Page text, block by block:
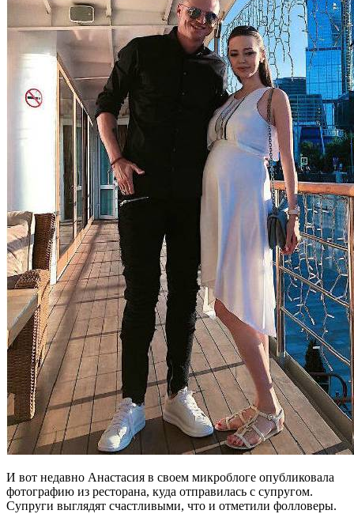
И вот недавно Анастасия в своем микроблоге опубликовала
фотографию из ресторана, куда отправилась с супругом.
Супруги выглядят счастливыми, что и отметили фолловеры.